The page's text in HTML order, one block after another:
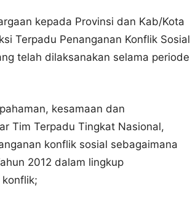
kepada Provinsi dan Kab/Kota
Terpadu Penanganan Konflik Sosial
telah dilaksanakan selama periode
kesamaan dan
Tim Terpadu Tingkat Nasional,
konflik sosial sebagaimana
2012 dalam lingkup